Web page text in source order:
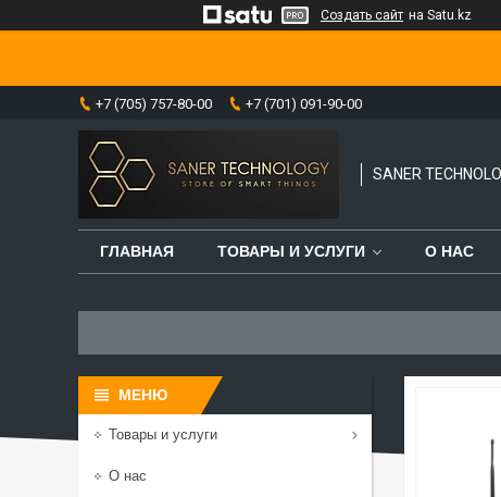
Создать сайт на Satu.kz
+7 (705) 757-80-00 +7 (701) 091-90-00
SANER
ГЛАВНАЯ ТОВАРЫ И УСЛУГИ О НАС
Товары и услуги
О нас